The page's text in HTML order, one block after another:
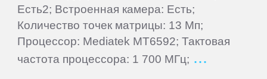
Есть2; Встроенная камера: Есть;
Количество точек матрицы: 13 Мп;
Процессор: Mediatek MT6592; Тактовая
частота процессора: 1 700 МГц;
Aoson
Archos